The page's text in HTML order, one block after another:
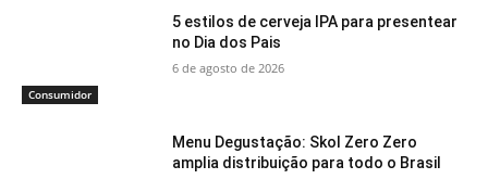
Consumidor
5 estilos de cerveja IPA para presentear
no Dia dos Pais
6 de agosto de 2026
Menu Degustação: Skol Zero Zero
amplia distribuição para todo o Brasil